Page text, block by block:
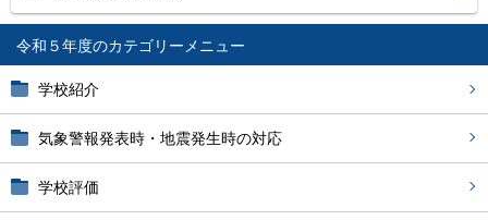
令和５年度
学校紹介
気象警報発表時・地震発生時の対応
学校評価